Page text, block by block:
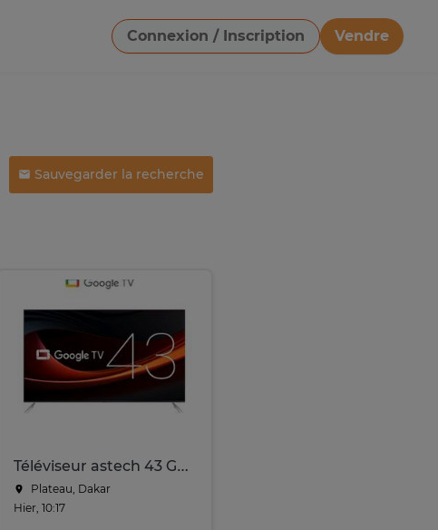
Connexion / Inscription
Vendre
Télécharger une image
Sauvegarder la recherche
Téléviseur astech 43 Google TV
Plateau, Dakar
Hier, 10:17